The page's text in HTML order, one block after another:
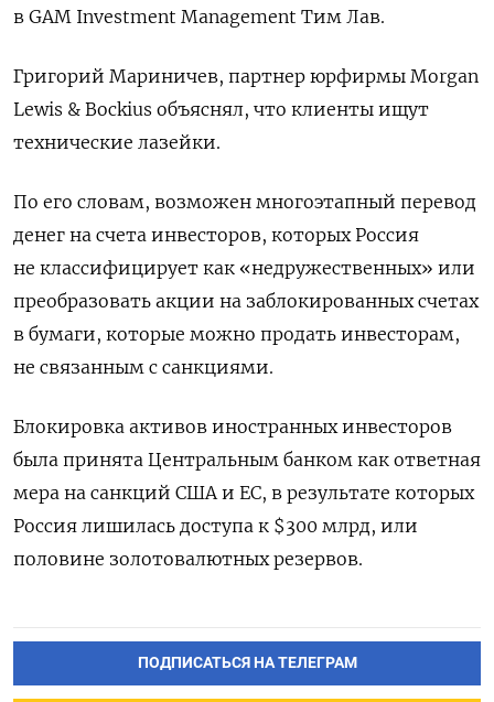
в GAM Investment Management Тим Лав.
Григорий Мариничев, партнер юрфирмы Morgan
Lewis & Bockius объяснял, что клиенты ищут
технические лазейки.
По его словам, возможен многоэтапный перевод
денег на счета инвесторов, которых Россия
не классифицирует как «недружественных» или
преобразовать акции на заблокированных счетах
в бумаги, которые можно продать инвесторам,
не связанным с санкциями.
Блокировка активов иностранных инвесторов
была принята Центральным банком как ответная
мера на санкций США и ЕС, в результате которых
Россия лишилась доступа к $300 млрд, или
половине золотовалютных резервов.
ПОДПИСАТЬСЯ НА ТЕЛЕГРАМ